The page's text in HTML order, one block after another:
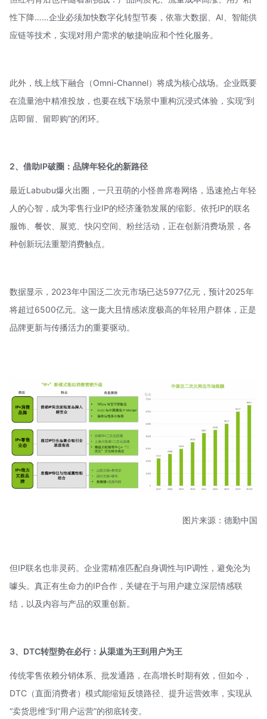
性下降……企业必须加快数字化转型节奏，依靠大数据、AI、智能供
应链等技术，实现对用户需求的敏捷响应和个性化服务。
此外，线上线下融合（Omni-Channel）将成为核心战场。企业既要
在流量池中精准投放，也要在线下场景中重构沉浸式体验，实现“到
店即留、留即购”的闭环。
2、借助IP破圈：品牌年轻化的新路径
最近Labubu爆火出圈，一只丑萌的小怪兽席卷网络，迅速抢占年轻
人的心智，成为零售行业IP的经济蓬勃发展的缩影。依托IP的联名
服饰、餐饮、展览、快闪空间、粉丝活动，正在创新消费场景，各
种创新玩法重塑消费触点。
数据显示，2023年中国泛二次元市场已达5977亿元，预计2025年
将超过6500亿元。这一庞大且情感浓度极高的年轻用户群体，正是
品牌更新与传播活力的重要驱动。
图片来源：德勤中国
但IP联名也非灵药。企业需精准匹配自身调性与IP调性，避免沦为
噱头。真正有生命力的IP合作，关键在于与用户建立深层情感联
结，以及内容与产品的双重创新。
3、 DTC转型势在必行： 从渠道为王到用户为王
传统零售依赖分销体系、批发通路，在高增长时期有效，但如今，
DTC（直面消费者）模式能缩短反馈路径、提升运营效率，实现从
“卖货思维”到“用户运营”的彻底转变。